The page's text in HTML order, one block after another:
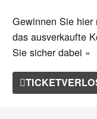
Gewinnen Sie
das ausverkaufte
Sie sicher dabei »